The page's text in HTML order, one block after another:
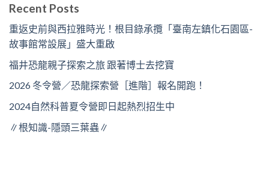
Recent Posts
重返史前與西拉雅時光！根目錄承攬「臺南左鎮化石園區-
故事館常設展」盛大重啟
福井恐龍親子探索之旅 跟著博士去挖寶
2026 冬令營／恐龍探索營［進階］報名開跑！
2024自然科普夏令營即日起熱烈招生中
∥根知識-隱頭三葉蟲∥